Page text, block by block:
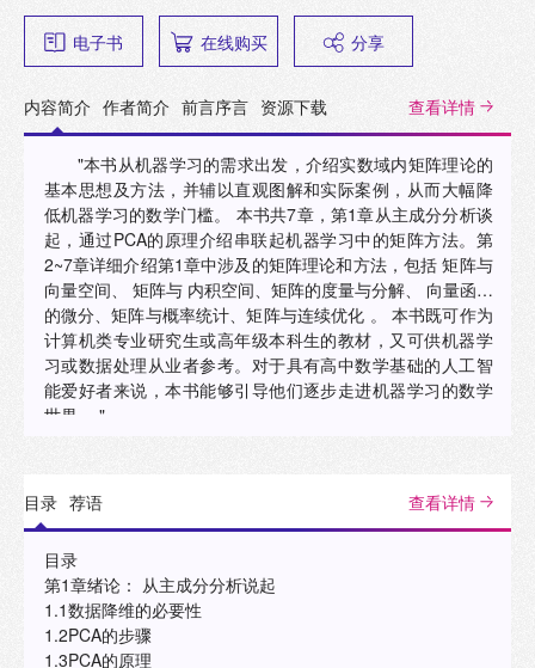
电子书 在线购买 分享
内容简介 作者简介 前言序言 资源下载 查看详情
"本书从机器学习的需求出发，介绍实数域内矩阵理论的
基本思想及方法，并辅以直观图解和实际案例，从而大幅降
低机器学习的数学门槛。 本书共7章，第1章从主成分分析谈
起，通过PCA的原理介绍串联起机器学习中的矩阵方法。第
2~7章详细介绍第1章中涉及的矩阵理论和方法，包括 矩阵与
向量空间、 矩阵与 内积空间、矩阵的度量与分解、 向量函数
的微分、矩阵与概率统计、矩阵与连续优化 。 本书既可作为
计算机类专业研究生或高年级本科生的教材，又可供机器学
习或数据处理从业者参考。对于具有高中数学基础的人工智
能爱好者来说，本书能够引导他们逐步走进机器学习的数学
世界。 "
目录 荐语 查看详情
目录
第1章绪论： 从主成分分析说起
1.1数据降维的必要性
1.2PCA的步骤
1.3PCA的原理